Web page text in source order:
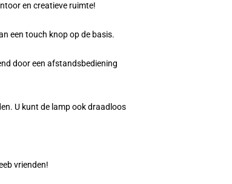
en creatieve ruimte!
een touch knop op de basis.
door een afstandsbediening
U kunt de lamp ook draadloos
vrienden!